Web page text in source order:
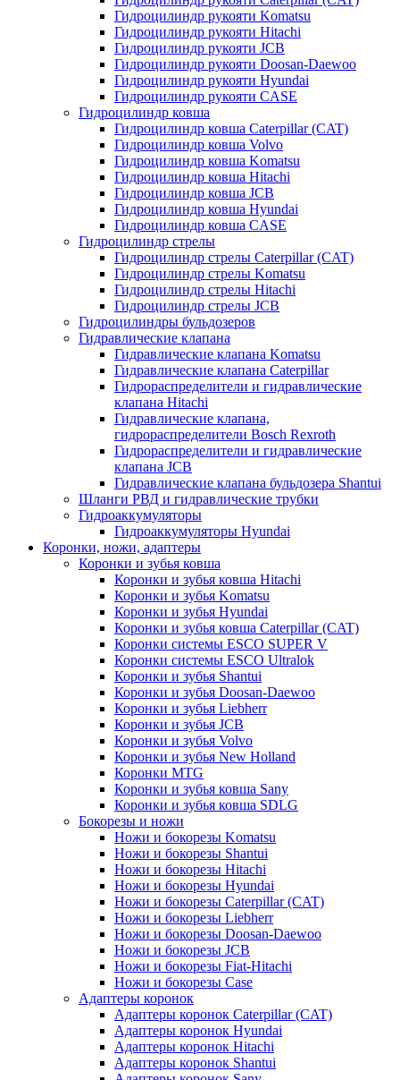
Гидроцилиндр рукояти Komatsu
Гидроцилиндр рукояти Hitachi
Гидроцилиндр рукояти JCB
Гидроцилиндр рукояти Doosan-Daewoo
Гидроцилиндр рукояти Hyundai
Гидроцилиндр рукояти CASE
Гидроцилиндр ковша
Гидроцилиндр ковша Caterpillar (CAT)
Гидроцилиндр ковша Volvo
Гидроцилиндр ковша Komatsu
Гидроцилиндр ковша Hitachi
Гидроцилиндр ковша JCB
Гидроцилиндр ковша Hyundai
Гидроцилиндр ковша CASE
Гидроцилиндр стрелы
Гидроцилиндр стрелы Caterpillar (CAT)
Гидроцилиндр стрелы Komatsu
Гидроцилиндр стрелы Hitachi
Гидроцилиндр стрелы JCB
Гидроцилиндры бульдозеров
Гидравлические клапана
Гидравлические клапана Komatsu
Гидравлические клапана Caterpillar
Гидрораспределители и гидравлические
клапана Hitachi
Гидравлические клапана,
гидрораспределители Bosch Rexroth
Гидрораспределители и гидравлические
клапана JCB
Гидравлические клапана бульдозера Shantui
Шланги РВД и гидравлические трубки
Гидроаккумуляторы
Гидроаккумуляторы Hyundai
Коронки, ножи, адаптеры
Коронки и зубья ковша
Коронки и зубья ковша Hitachi
Коронки и зубья Komatsu
Коронки и зубья Hyundai
Коронки и зубья ковша Caterpillar (CAT)
Коронки системы ESCO SUPER V
Коронки системы ESCO Ultralok
Коронки и зубья Shantui
Коронки и зубья Doosan-Daewoo
Коронки и зубья Liebherr
Коронки и зубья JCB
Коронки и зубья Volvo
Коронки и зубья New Holland
Коронки MTG
Коронки и зубья ковша Sany
Коронки и зубья ковша SDLG
Бокорезы и ножи
Ножи и бокорезы Komatsu
Ножи и бокорезы Shantui
Ножи и бокорезы Hitachi
Ножи и бокорезы Hyundai
Ножи и бокорезы Caterpillar (CAT)
Ножи и бокорезы Liebherr
Ножи и бокорезы Doosan-Daewoo
Ножи и бокорезы JCB
Ножи и бокорезы Fiat-Hitachi
Ножи и бокорезы Case
Адаптеры коронок
Адаптеры коронок Caterpillar (CAT)
Адаптеры коронок Hyundai
Адаптеры коронок Hitachi
Адаптеры коронок Shantui